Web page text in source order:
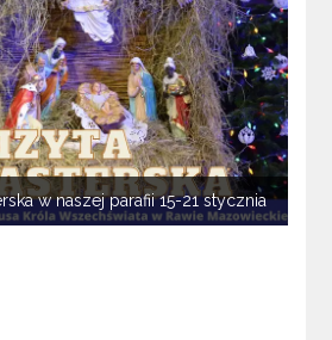
w naszej parafii 15-21 stycznia